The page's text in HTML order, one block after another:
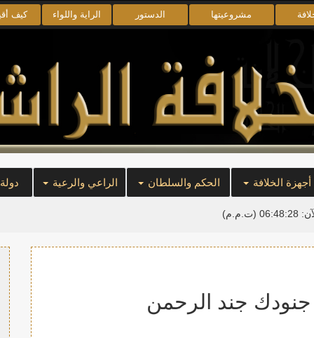
مشروعيتها الدستور الراية واللواء كيف
أجهزة الخلافة الحكم والسلطان الراعي والرعية
06:48:29 (ت.م.م)
جنودك جند الرحمن